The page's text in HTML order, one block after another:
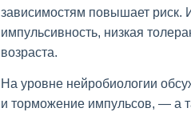
зависимостям повышает риск.
импульсивность, низкая
возраста.
На уровне нейробиологии
и торможение импульсов, — а